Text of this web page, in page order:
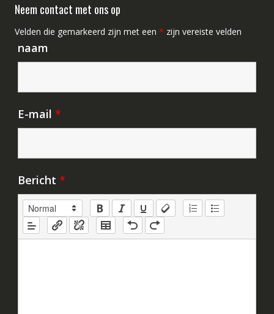
Neem contact met ons op
Velden die gemarkeerd zijn met een * zijn vereiste velden
naam
E-mail *
Bericht *